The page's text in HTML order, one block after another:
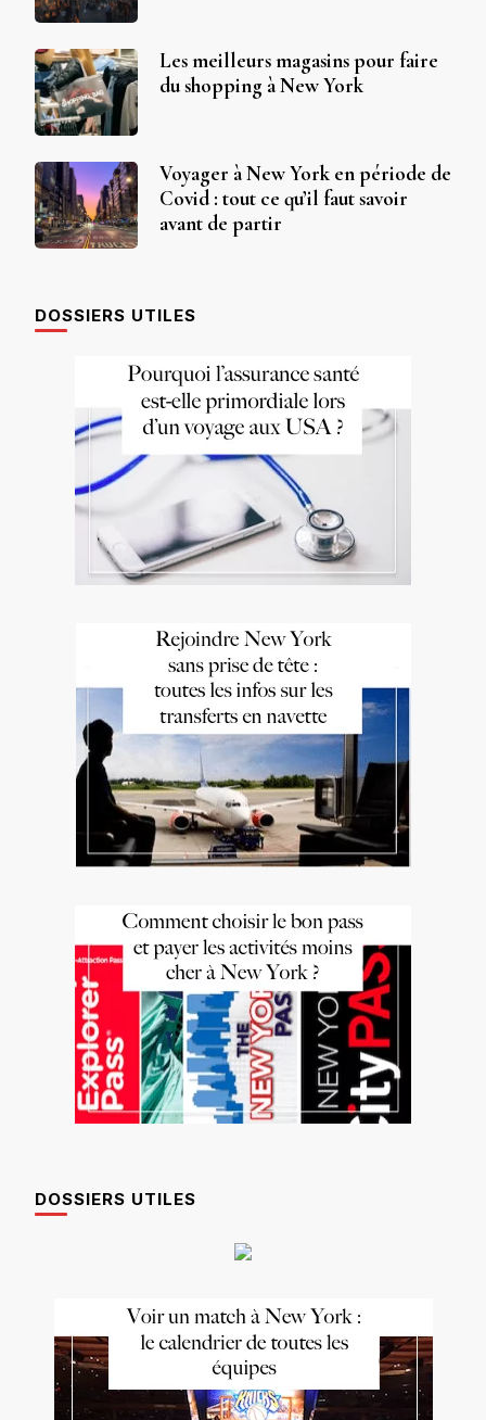
Les meilleurs magasins pour faire
du shopping à New York
Voyager à New York en période de
Covid : tout ce qu’il faut savoir
avant de partir
DOSSIERS UTILES
DOSSIERS UTILES